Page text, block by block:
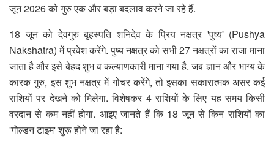
जून 2026 को गुरु एक और बड़ा बदलाव करने जा रहे हैं.
18 जून को देवगुरु बृहस्पति शनिदेव के प्रिय नक्षत्र 'पुष्य' (Pushya
Nakshatra) में प्रवेश करेंगे. पुष्य नक्षत्र को सभी 27 नक्षत्रों का राजा माना
जाता है और इसे बेहद शुभ व कल्याणकारी माना गया है. जब ज्ञान और भाग्य के
कारक गुरु, इस शुभ नक्षत्र में गोचर करेंगे, तो इसका सकारात्मक असर कई
राशियों पर देखने को मिलेगा. विशेषकर 4 राशियों के लिए यह समय किसी
वरदान से कम नहीं होगा. आइए जानते हैं कि 18 जून से किन राशियों का
'गोल्डन टाइम' शुरू होने जा रहा है: